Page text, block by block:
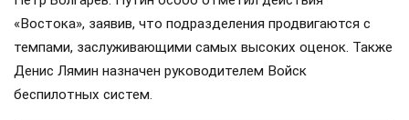
«Востока», заявив, что подразделения продвигаются с
темпами, заслуживающими самых высоких оценок. Также
Денис Лямин назначен руководителем Войск
беспилотных систем.